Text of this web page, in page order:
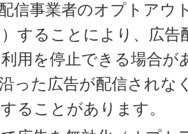
信事業者のオプトアウ
）することにより、広
用を停止できる場合が
った広告が配信されな
ることがあります。